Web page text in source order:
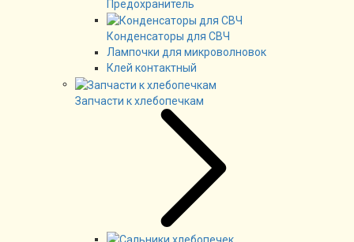
Предохранитель
Конденсаторы для СВЧ
Лампочки для микроволновок
Клей контактный
Запчасти к хлебопечкам